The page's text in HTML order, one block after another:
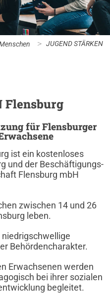
> JUGEND STÄRKEN
Flensburg
für Flensburger
ist ein kostenloses
und der Beschäftigungs-
Flensburg mbH
zwischen 14 und 26
leben.
Behördencharakter.
Erwachsenen werden
bei ihrer sozialen
begleitet.